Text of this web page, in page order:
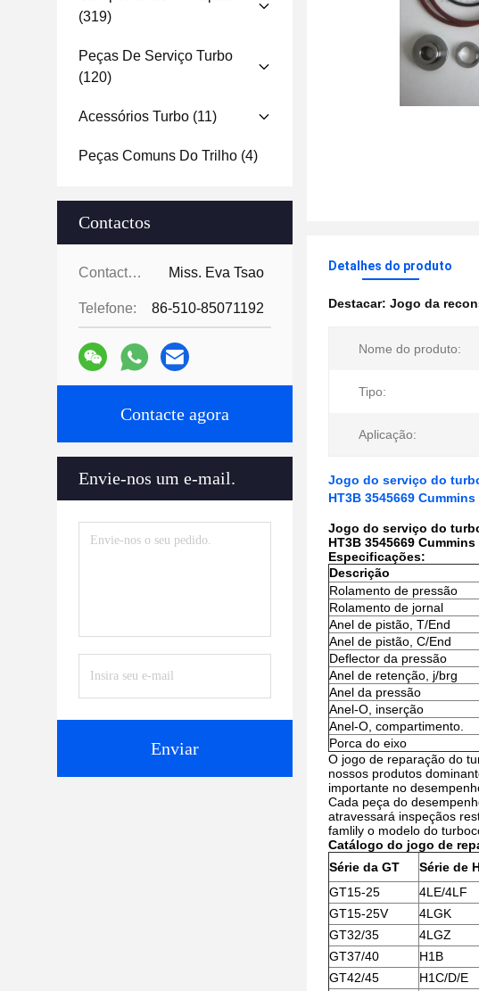
(319)
Peças De Serviço Turbo
(120)
Acessórios Turbo (11)
Peças Comuns Do Trilho (4)
Contactos
Contactos: Miss. Eva Tsao
Telefone: 86-510-85071192
Contacte agora
Envie-nos um e-mail.
Enviar
Detalhes do produto
Destacar: Jogo da
Nome do produto:
Tipo:
Aplicação:
Jogo do serviço do
HT3B 3545669 Cummins
Jogo do serviço do
HT3B 3545669 Cummins
Especificações:
Descrição
Rolamento de pressão
Rolamento de jornal
Anel de pistão, T/End
Anel de pistão, C/End
Deflector da pressão
Anel de retenção, j/brg
Anel da pressão
Anel-O, inserção
Anel-O, compartimento.
Porca do eixo
O jogo de reparação do
nossos produtos
importante no
Cada peça do
atravessará inspeçãos
famlily o modelo do
Catálogo do jogo de
Série da GT
Série de
GT15-25
4LE/4LF
GT15-25V
4LGK
GT32/35
4LGZ
GT37/40
H1B
GT42/45
H1C/D/E